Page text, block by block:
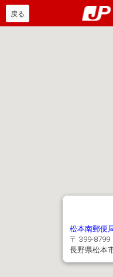
戻る
松本南郵便
〒 399-8799
長野県松本